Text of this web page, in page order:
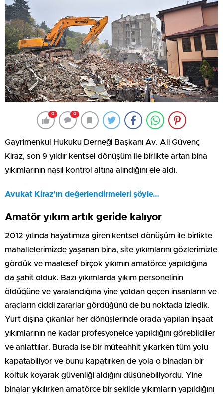
0 0
Gayrimenkul Hukuku Derneği Başkanı Av. Ali Güvenç
Kiraz, son 9 yıldır kentsel dönüşüm ile birlikte artan bina
yıkımlarının nasıl kontrol altına alındığını ele aldı.
Avukat Kiraz’ın değerlendirmeleri şöyle…
Amatör yıkım artık geride kalıyor
2012 yılında hayatımıza giren kentsel dönüşüm ile birlikte
mahallelerimizde yaşanan bina, site yıkımlarını gözlerimizle
gördük ve maalesef birçok yıkımın amatörce yapıldığına
da şahit olduk. Bazı yıkımlarda yıkım personelinin
öldüğüne ve yaralandığına yine yoldan geçen insanların ve
araçların ciddi zararlar gördüğünü de bu noktada izledik.
Yurt dışına çıkanlar her dönüşlerinde orada yapılan inşaat
yıkımlarının ne kadar profesyonelce yapıldığını görebildiler
ve anlattılar. Burada ise bir müteahhit yıkarken tüm yolu
kapatabiliyor ve bunu kapatırken de yola o binadan bir
koltuk koyarak güvenliği aldığını düşünebiliyordu. Yine
binalar yıkılırken amatörce bir şekilde yıkımların yapıldığını